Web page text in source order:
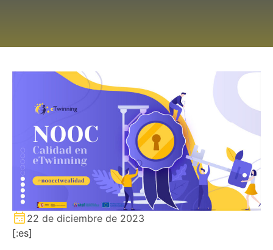
22 de diciembre de 2023
[:es]